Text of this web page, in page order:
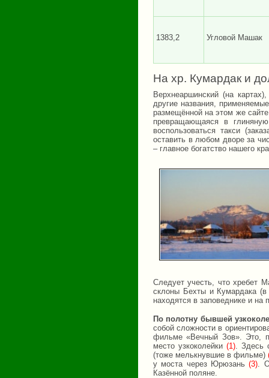
1383,2 Угловой Машак
На хр. Кумардак и
Верхнеаршинский (на
другие названия,
размещённой на этом же
превращающаяся в
воспользоваться такси
оставить в любом дворе за
– главное богатство нашего
Следует учесть, что хребет
склоны Бехты и Кумардака (в
находятся в заповеднике и на
По полотну бывшей
собой сложности в
фильме «Вечный Зов». Это,
место узкоколейки (1). Здесь
(тоже мелькнувшие в фильме)
у моста через Юрюзань(3) .
Казённой поляне.